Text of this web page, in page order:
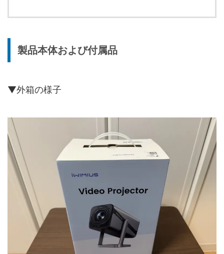
製品本体および付属品
▼外箱の様子